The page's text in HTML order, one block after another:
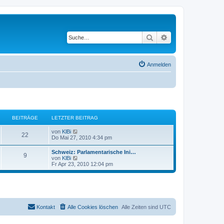
Suche
Anmelden
BEITRÄGE LETZTER BEITRAG
22 von KlBi
e
e
s
t
e
r
t
a
g
Do Mai 27, 2010 4:34 pm
9
Schweiz: Parlamentarische Ini…
von KlBi
e
u
r
B
i
Fr Apr 23, 2010 12:04 pm
Alle Zeiten sind UTC
Alle Cookies löschen
Kontakt